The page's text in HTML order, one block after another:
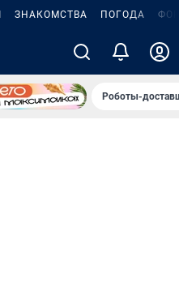
ЗНАКОМСТВА ПОГОДА
Роботы-